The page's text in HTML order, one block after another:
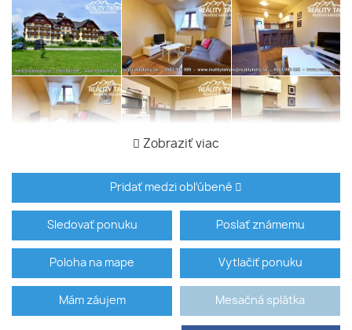
Zobraziť viac
Pridať medzi obľúbené
Sledovať ponuku Poslať známemu
Poloha na mape Vytlačiť ponuku
Mám záujem Mesačná splátka